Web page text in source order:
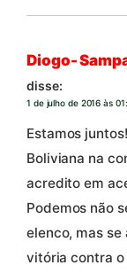
Diogo-
disse:
1 de julho de 2016 às
Estamos
Boliviana na
acredito em
Podemos não
elenco, mas se
vitória contra o